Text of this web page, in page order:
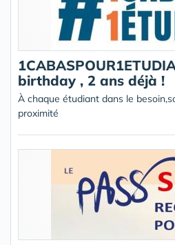
birthday , 2 ans déjà !
À chaque étudiant dans le
proximité